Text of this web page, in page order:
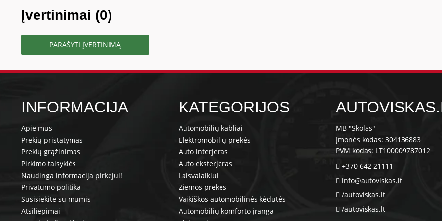
Įvertinimai (0)
PARAŠYTI ĮVERTINIMĄ
INFORMACIJA
Apie mus
Prekių pristatymas
Prekių grąžinimas
Pirkimo taisyklės
Naudinga informacija pirkėjui!
Privatumo politika
Susisiekite su mumis
Atsiliepimai
KATEGORIJOS
Automobilių kabliai
Elektromobilių prekės
Auto interjeras
Auto eksterjeras
Laisvalaikiui
Žiemos prekės
Vaikiškos automobilinės kėdutės
Automobilių komforto įranga
MB "Skolas"
Įmonės kodas: 304136883
PVM kodas: LT100009787012
+370 642 21111
info@autoviskas.lt
/autoviskas.lt
/autoviskas.lt